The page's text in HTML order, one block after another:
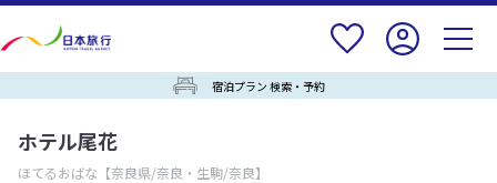
宿泊プラン 検索・予約
ホテル尾花
ほてるおばな 【奈良県/奈良・生駒/奈良】